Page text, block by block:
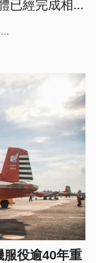
已經完成相
的失事原因
...
服役逾40年重